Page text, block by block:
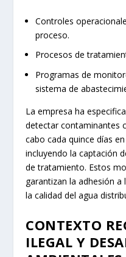
Controles
proceso.
Procesos de
Programas de
sistema de
La empresa ha
detectar contaminantes
cabo cada quince días
incluyendo la captación
de tratamiento. Estos
garantizan la adhesión
la calidad del agua
CONTEXTO
ILEGAL Y